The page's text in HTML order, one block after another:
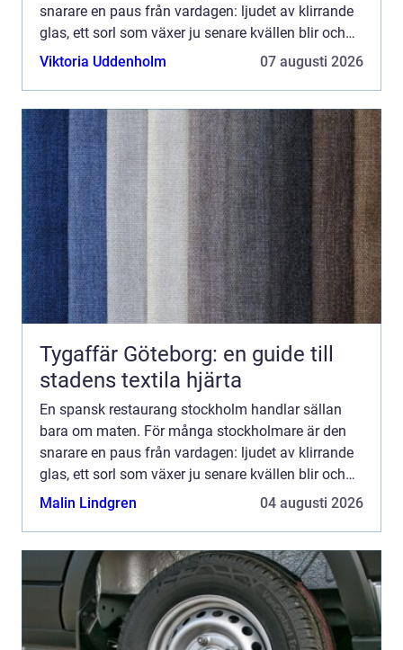
snarare en paus från vardagen: ljudet av klirrande
glas, ett sorl som växer ju senare kvällen blir och
doften av vitlök, grillad paprika och olivolja. Mitt i
Viktoria Uddenholm 07 augusti 2026
Tygaffär Göteborg: en guide till
stadens textila hjärta
En spansk restaurang stockholm handlar sällan
bara om maten. För många stockholmare är den
snarare en paus från vardagen: ljudet av klirrande
glas, ett sorl som växer ju senare kvällen blir och
doften av vitlök, grillad paprika och olivolja. Mitt i
Malin Lindgren 04 augusti 2026